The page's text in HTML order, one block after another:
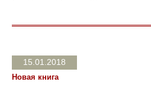
15.01.2018
Новая книга